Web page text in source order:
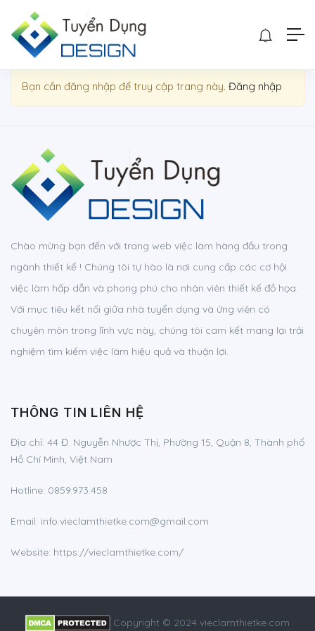
Show Sidebar
Bạn cần đăng nhập để truy cập trang này. Đăng nhập
Chào mừng bạn đến với trang web việc làm hàng đầu trong
ngành thiết kế ! Chúng tôi tự hào là nơi cung cấp các cơ hội
việc làm hấp dẫn và phong phú cho nhân viên thiết kế đồ họa.
Với mục tiêu kết nối giữa nhà tuyển dụng và ứng viên có
chuyên môn trong lĩnh vực này, chúng tôi cam kết mang lại trải
nghiệm tìm kiếm việc làm hiệu quả và thuận lợi.
THÔNG TIN LIÊN HỆ
Địa chỉ: 44 Đ. Nguyễn Nhược Thị, Phường 15, Quận 8, Thành phố
Hồ Chí Minh, Việt Nam
Hotline: 0859.973.458
Email: info.vieclamthietke.com@gmail.com
Website: https://vieclamthietke.com/
Copyright © 2024 vieclamthietke.com